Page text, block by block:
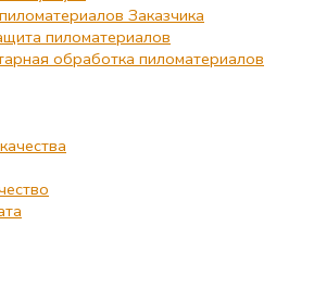
Заказчика
пиломатериалов
обработка пиломатериалов